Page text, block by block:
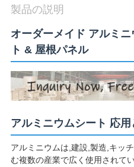
な
さ
い
ュ
ー
製品の説明
オーダーメイド アルミ
ト & 屋根パネル
アルミニウムシート 応用
アルミニウムは,建設,製造,キッ
む複数の産業で広く使用されて